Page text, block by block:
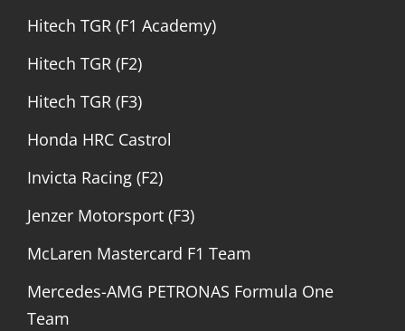
Hitech TGR (F1 Academy)
Hitech TGR (F2)
Hitech TGR (F3)
Honda HRC Castrol
Invicta Racing (F2)
Jenzer Motorsport (F3)
McLaren Mastercard F1 Team
Mercedes-AMG PETRONAS Formula One
Team